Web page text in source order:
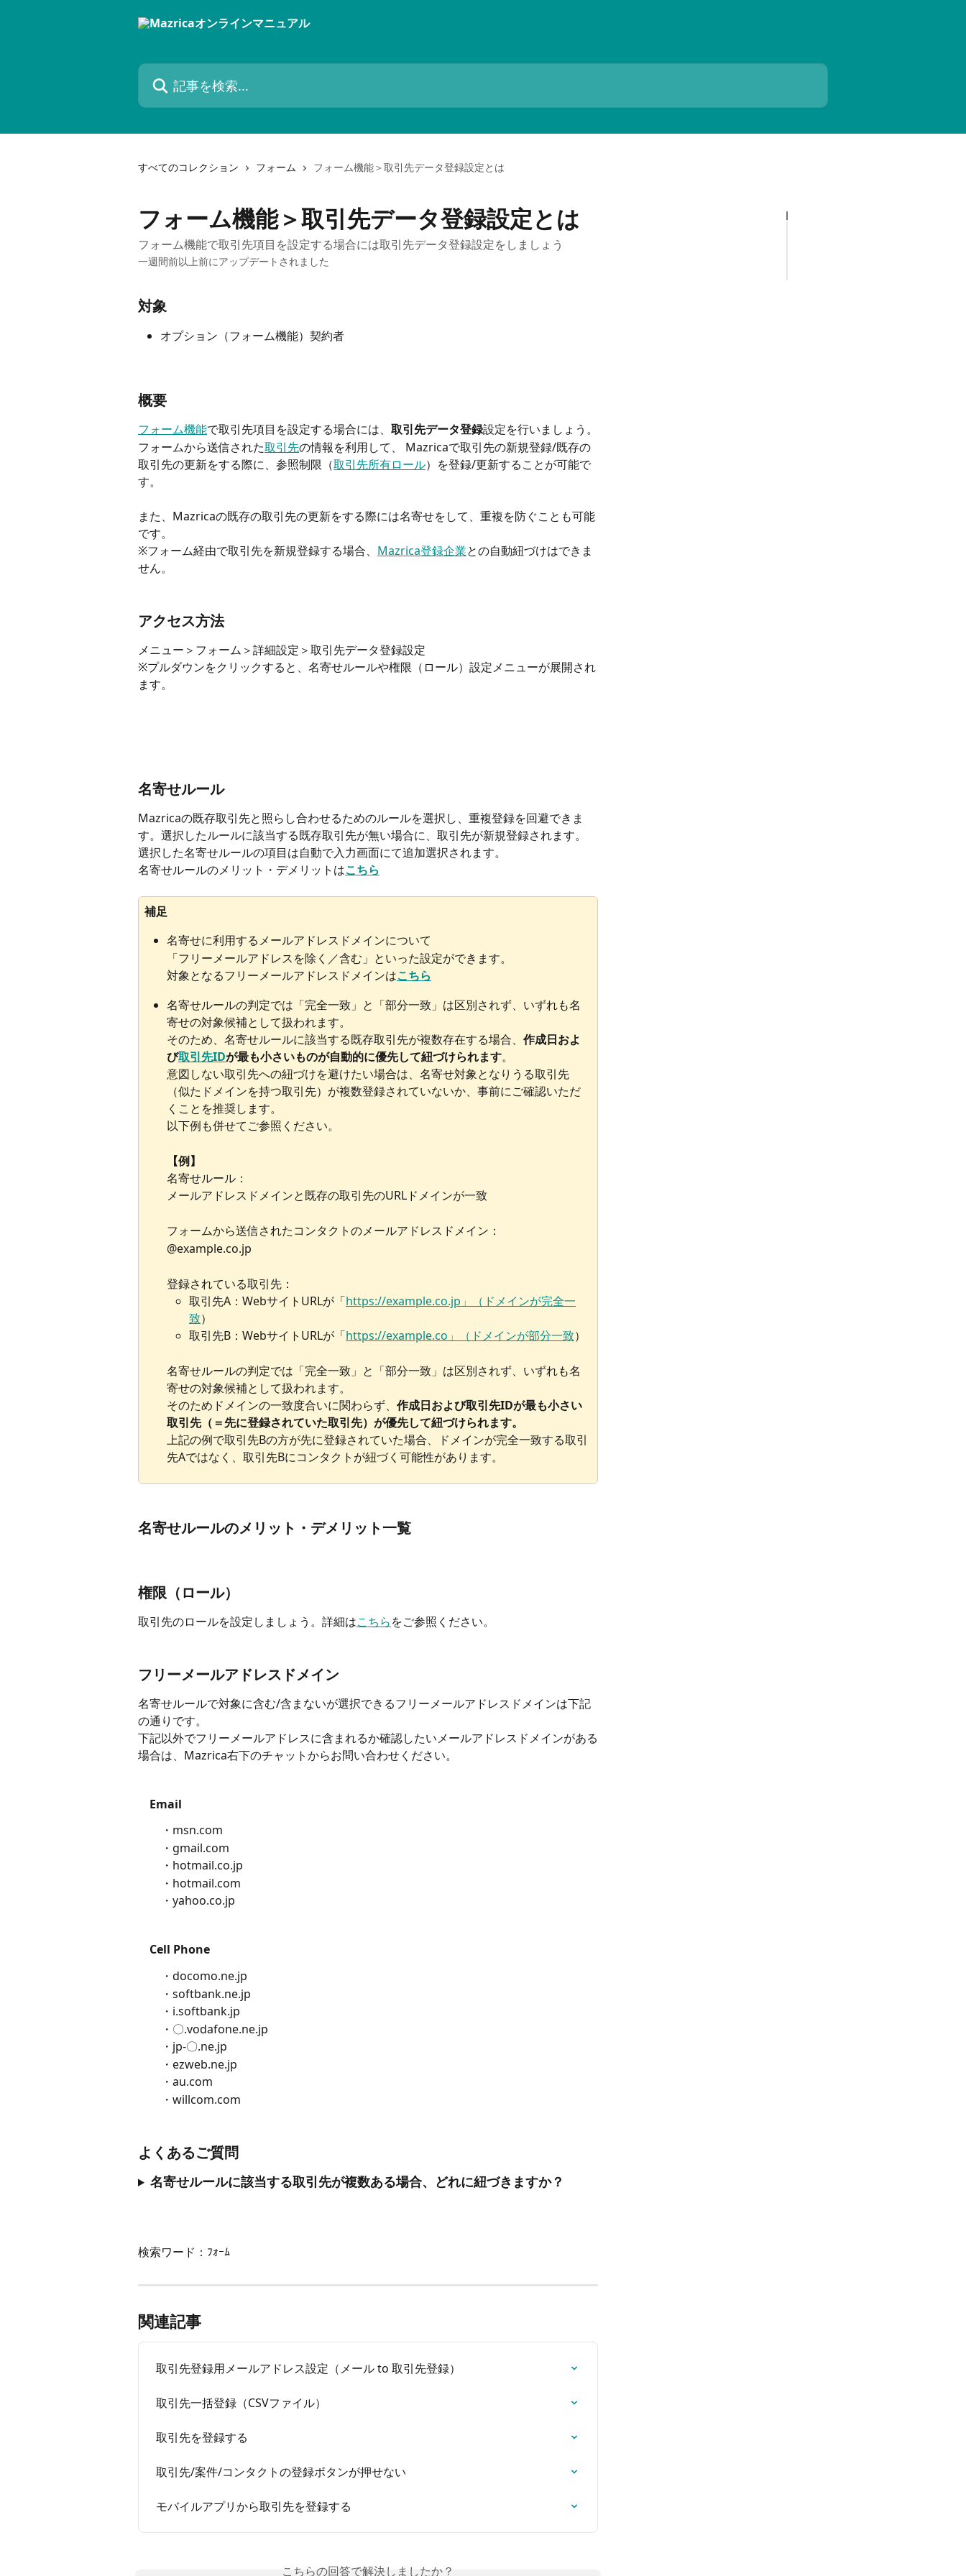
記事を検索...
すべてのコレクション フォーム フォーム機能＞取引先データ登録設定とは
フォーム機能＞取引先データ登録設定とは
フォーム機能で取引先項目を設定する場合には取引先データ登録設定をしましょう
一週間前以上前にアップデートされました
対象
オプション（フォーム機能）契約者
概要
フォーム機能で取引先項目を設定する場合には、 取引先データ登録設定を行いましょう。
フォームから送信された取引先の情報を利用して、 Mazricaで取引先の新規登録/既存の
取引先の更新をする際に、参照制限（取引先所有ロール）を登録/更新することが可能で
す。
また、Mazricaの既存の取引先の更新をする際には名寄せをして、重複を防ぐことも可能
です。
※フォーム経由で取引先を新規登録する場合、 Mazrica登録企業との自動紐づけはできま
せん。
アクセス方法
メニュー＞フォーム＞詳細設定＞取引先データ登録設定
※プルダウンをクリックすると、名寄せルールや権限（ロール）設定メニューが展開され
ます。
名寄せルール
Mazricaの既存取引先と照らし合わせるためのルールを選択し、重複登録を回避できま
す。選択したルールに該当する既存取引先が無い場合に、取引先が新規登録されます。
選択した名寄せルールの項目は自動で入力画面にて追加選択されます。
名寄せルールのメリット・デメリットはこちら
補足
名寄せに利用するメールアドレスドメインについて
「フリーメールアドレスを除く／含む」といった設定ができます。
対象となるフリーメールアドレスドメインはこちら
名寄せルールの判定では「完全一致」と「部分一致」は区別されず、いずれも名
寄せの対象候補として扱われます。
そのため、名寄せルールに該当する既存取引先が複数存在する場合、 作成日およ
び取引先IDが最も小さいものが自動的に優先して紐づけられます。
意図しない取引先への紐づけを避けたい場合は、名寄せ対象となりうる取引先
（似たドメインを持つ取引先）が複数登録されていないか、事前にご確認いただ
くことを推奨します。
以下例も併せてご参照ください。
【例】
名寄せルール：
メールアドレスドメインと既存の取引先のURLドメインが一致
フォームから送信されたコンタクトのメールアドレスドメイン：
@example.co.jp
登録されている取引先：
取引先A：WebサイトURLが「https://example.co.jp」（ドメインが完全一
致）
取引先B：WebサイトURLが「https://example.co」（ドメインが部分一致）
名寄せルールの判定では「完全一致」と「部分一致」は区別されず、いずれも名
寄せの対象候補として扱われます。
そのためドメインの一致度合いに関わらず、 作成日および取引先IDが最も小さい
取引先（＝先に登録されていた取引先）が優先して紐づけられます。
上記の例で取引先Bの方が先に登録されていた場合、ドメインが完全一致する取引
先Aではなく、取引先Bにコンタクトが紐づく可能性があります。
名寄せルールのメリット・デメリット一覧
権限（ロール）
取引先のロールを設定しましょう。詳細はこちらをご参照ください。
フリーメールアドレスドメイン
名寄せルールで対象に含む/含まないが選択できるフリーメールアドレスドメインは下記
の通りです。
下記以外でフリーメールアドレスに含まれるか確認したいメールアドレスドメインがある
場合は、Mazrica右下のチャットからお問い合わせください。
Email
・msn.com
・gmail.com
・hotmail.co.jp
・hotmail.com
・yahoo.co.jp
Cell Phone
・docomo.ne.jp
・softbank.ne.jp
・i.softbank.jp
・〇.vodafone.ne.jp
・jp-〇.ne.jp
・ezweb.ne.jp
・au.com
・willcom.com
よくあるご質問
名寄せルールに該当する取引先が複数ある場合、どれに紐づきますか？
検索ワード：ﾌｫｰﾑ
関連記事
取引先登録用メールアドレス設定（メール to 取引先登録）
取引先一括登録（CSVファイル）
取引先を登録する
取引先/案件/コンタクトの登録ボタンが押せない
モバイルアプリから取引先を登録する
こちらの回答で解決しましたか？